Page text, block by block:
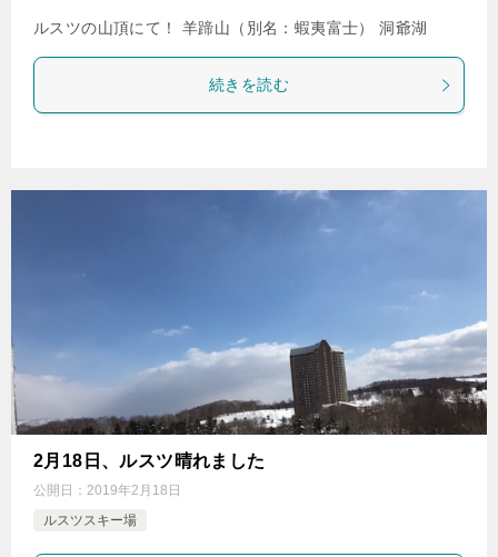
ルスツの山頂にて！ 羊蹄山（別名：蝦夷富士） 洞爺湖
続きを読む
2月18日、ルスツ晴れました
公開日： 2019年2月18日
ルスツスキー場